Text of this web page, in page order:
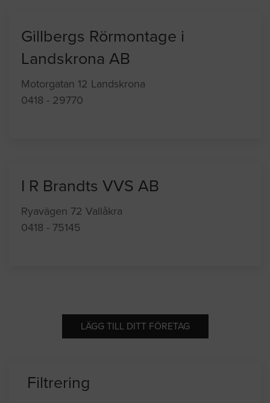
Gillbergs Rörmontage i
Landskrona AB
Motorgatan 12 Landskrona
0418 - 29770
I R Brandts VVS AB
Ryavägen 72 Vallåkra
0418 - 75145
LÄGG TILL DITT FÖRETAG
Filtrering